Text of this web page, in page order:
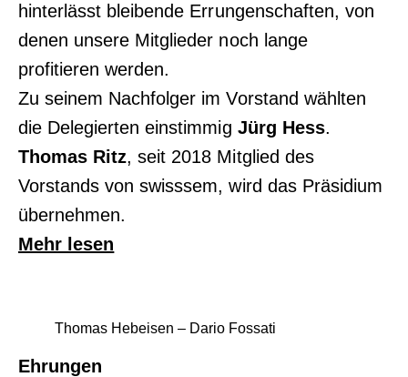
hinterlässt bleibende Errungenschaften, von
denen unsere Mitglieder noch lange
profitieren werden.
Zu seinem Nachfolger im Vorstand wählten
die Delegierten einstimmig Jürg Hess.
Thomas Ritz, seit 2018 Mitglied des
Vorstands von swisssem, wird das Präsidium
übernehmen.
Mehr lesen
Thomas Hebeisen – Dario Fossati
Ehrungen